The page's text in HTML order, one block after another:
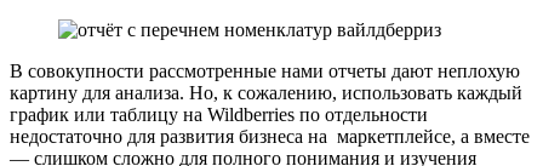
В совокупности рассмотренные нами отчеты дают неплохую
картину для анализа. Но, к сожалению, использовать каждый
график или таблицу на Wildberries по отдельности
недостаточно для развития бизнеса на маркетплейсе, а вместе
— слишком сложно для полного понимания и изучения